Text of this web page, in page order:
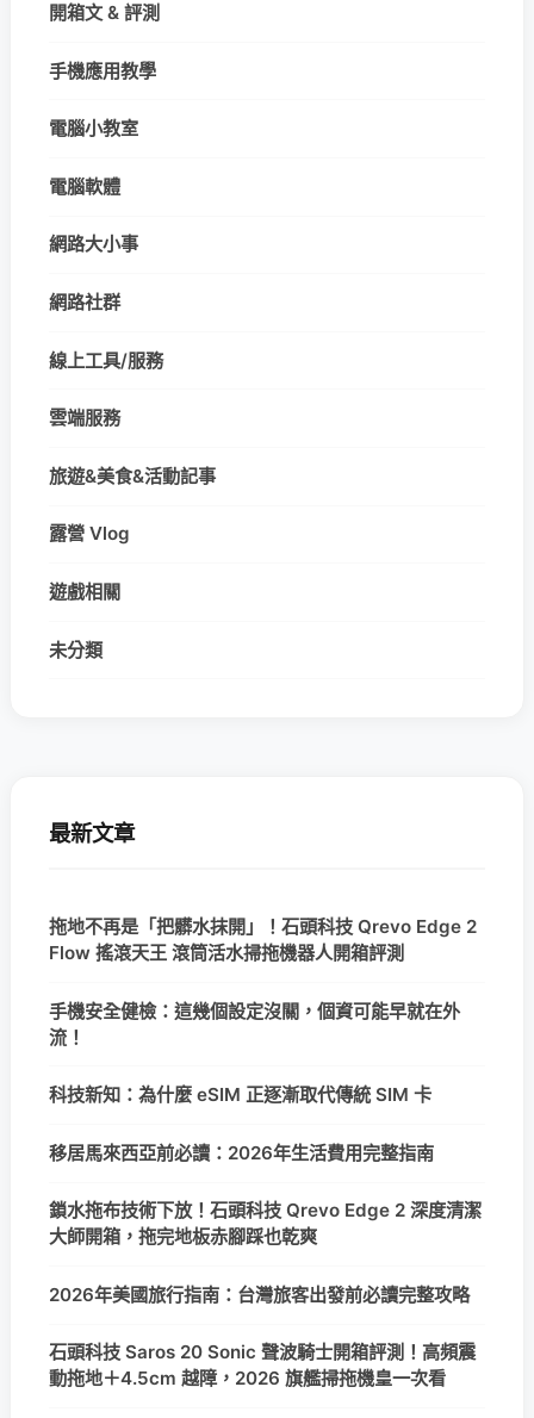
開箱文 & 評測
手機應用教學
電腦小教室
電腦軟體
網路大小事
網路社群
線上工具/服務
雲端服務
旅遊&美食&活動記事
露營 Vlog
遊戲相關
未分類
最新文章
拖地不再是「把髒水抹開」！石頭科技 Qrevo Edge 2
Flow 搖滾天王 滾筒活水掃拖機器人開箱評測
手機安全健檢：這幾個設定沒關，個資可能早就在外
流！
科技新知：為什麼 eSIM 正逐漸取代傳統 SIM 卡
移居馬來西亞前必讀：2026年生活費用完整指南
鎖水拖布技術下放！石頭科技 Qrevo Edge 2 深度清潔
大師開箱，拖完地板赤腳踩也乾爽
2026年美國旅行指南：台灣旅客出發前必讀完整攻略
石頭科技 Saros 20 Sonic 聲波騎士開箱評測！高頻震
動拖地＋4.5cm 越障，2026 旗艦掃拖機皇一次看